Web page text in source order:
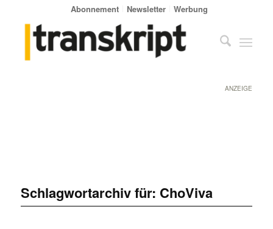
Abonnement Newsletter Werbung
ANZEIGE
Schlagwortarchiv für: ChoViva